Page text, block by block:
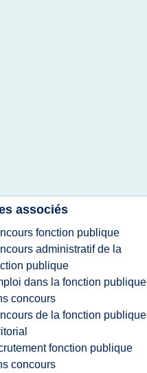
associés
fonction publique
administratif de la
publique
dans la fonction publique
concours
de la fonction publique
fonction publique
concours